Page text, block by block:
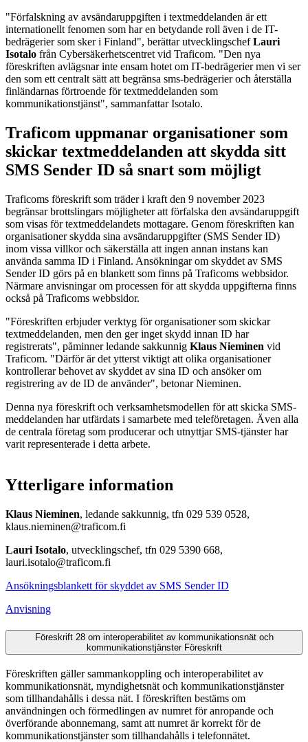
"Förfalskning av avsändaruppgiften i textmeddelanden är ett
internationellt fenomen som har en betydande roll även i de IT-
bedrägerier som sker i Finland", berättar utvecklingschefLauri
Isotalo från Cybersäkerhetscentret vid Traficom. "Den nya
föreskriften avlägsnar inte ensam hotet om IT-bedrägerier men vi ser
den som ett centralt sätt att begränsa sms-bedrägerier och återställa
finländarnas förtroende för textmeddelanden som
kommunikationstjänst", sammanfattar Isotalo.
Traficom uppmanar organisationer som
skickar textmeddelanden att skydda sitt
SMS Sender ID så snart som möjligt
Traficoms föreskrift som träder i kraft den 9 november 2023
begränsar brottslingars möjligheter att förfalska den avsändaruppgift
som visas för textmeddelandets mottagare. Genom föreskriften kan
organisationer skydda sina avsändaruppgifter (SMS Sender ID)
inom vissa villkor och säkerställa att ingen annan instans kan
använda samma ID i Finland. Ansökningar om skyddet av SMS
Sender ID görs på en blankett som finns på Traficoms webbsidor.
Närmare anvisningar om processen för att skydda uppgifterna finns
också på Traficoms webbsidor.
"Föreskriften erbjuder verktyg för organisationer som skickar
textmeddelanden, men den ger inget skydd innan ID har
registrerats", påminner ledande sakkunnig Klaus Nieminen vid
Traficom. "Därför är det ytterst viktigt att olika organisationer
kontrollerar behovet av skyddet av sina ID och ansöker om
registrering av de ID de använder", betonar Nieminen.
Denna nya föreskrift och verksamhetsmodellen för att skicka SMS-
meddelanden har utfärdats i samarbete med teleföretagen. Även alla
de centrala företag som producerar och utnyttjar SMS-tjänster har
varit representerade i detta arbete.
Ytterligare information
Klaus Nieminen, ledande sakkunnig, tfn 029 539 0528,
klaus.nieminen@traficom.fi
Lauri Isotalo, utvecklingschef, tfn 029 5390 668,
lauri.isotalo@traficom.fi
Ansökningsblankett för skyddet av SMS Sender ID
Anvisning
Föreskrift 28 om interoperabilitet av kommunikationsnät och
kommunikationstjänster Föreskrift
Föreskriften gäller sammankoppling och interoperabilitet av
kommunikationsnät, myndighetsnät och kommunikationstjänster
som tillhandahålls i dessa nät. I föreskriften bestäms om
användningen och förmedlingen av numret för anropande och
överförande abonnemang, samt att numret är korrekt för de
kommunikationstjänster som tillhandahålls i telefonnätet.